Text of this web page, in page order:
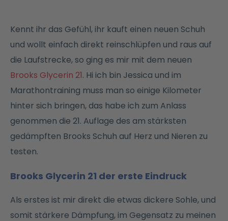
Kennt ihr das Gefühl, ihr kauft einen neuen Schuh
und wollt einfach direkt reinschlüpfen und raus auf
die Laufstrecke, so ging es mir mit dem neuen
Brooks Glycerin 21. Hi ich bin Jessica und im
Marathontraining muss man so einige Kilometer
hinter sich bringen, das habe ich zum Anlass
genommen die 21. Auflage des am stärksten
gedämpften Brooks Schuh auf Herz und Nieren zu
testen.
Brooks Glycerin 21 der erste Eindruck
Als erstes ist mir direkt die etwas dickere Sohle, und
somit stärkere Dämpfung, im Gegensatz zu meinen